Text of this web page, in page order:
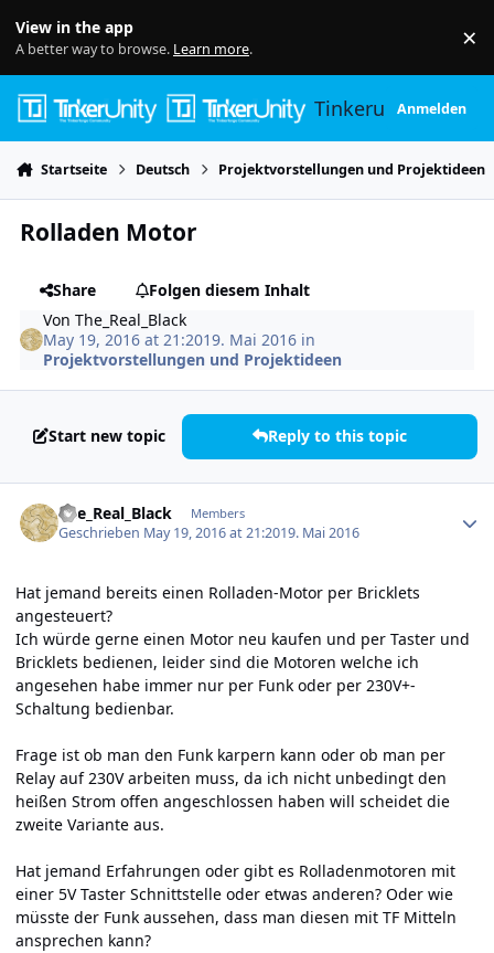
View in the app
A better way to browse. Learn more. ×
TinkerunityAnmelden
Startseite Deutsch Projektvorstellungen und Projektideen
Rolladen Motor
Share
Folgen diesem Inhalt
VonThe_Real_Black
May 19, 2016 at 21:2019. Mai 2016 in
Projektvorstellungen und Projektideen
Start new topic Reply to this topic
The_Real_Black Members
Geschrieben May 19, 2016 at 21:2019. Mai 2016
Hat jemand bereits einen Rolladen-Motor per Bricklets
angesteuert?
Ich würde gerne einen Motor neu kaufen und per Taster und
Bricklets bedienen, leider sind die Motoren welche ich
angesehen habe immer nur per Funk oder per 230V+-
Schaltung bedienbar.
Frage ist ob man den Funk karpern kann oder ob man per
Relay auf 230V arbeiten muss, da ich nicht unbedingt den
heißen Strom offen angeschlossen haben will scheidet die
zweite Variante aus.
Hat jemand Erfahrungen oder gibt es Rolladenmotoren mit
einer 5V Taster Schnittstelle oder etwas anderen? Oder wie
müsste der Funk aussehen, dass man diesen mit TF Mitteln
ansprechen kann?